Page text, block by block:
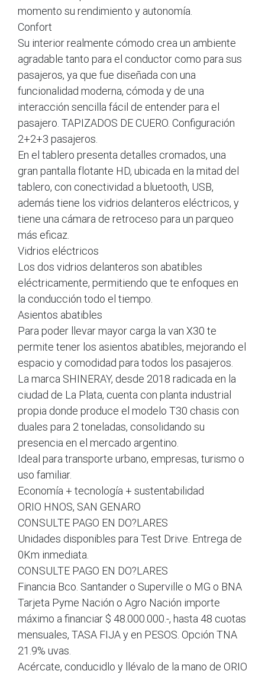
momento su rendimiento y autonomía.
Confort
Su interior realmente cómodo crea un ambiente
agradable tanto para el conductor como para sus
pasajeros, ya que fue diseñada con una
funcionalidad moderna, cómoda y de una
interacción sencilla fácil de entender para el
pasajero. TAPIZADOS DE CUERO. Configuración
2+2+3 pasajeros.
En el tablero presenta detalles cromados, una
gran pantalla flotante HD, ubicada en la mitad del
tablero, con conectividad a bluetooth, USB,
además tiene los vidrios delanteros eléctricos, y
tiene una cámara de retroceso para un parqueo
más eficaz.
Vidrios eléctricos
Los dos vidrios delanteros son abatibles
eléctricamente, permitiendo que te enfoques en
la conducción todo el tiempo.
Asientos abatibles
Para poder llevar mayor carga la van X30 te
permite tener los asientos abatibles, mejorando el
espacio y comodidad para todos los pasajeros.
La marca SHINERAY, desde 2018 radicada en la
ciudad de La Plata, cuenta con planta industrial
propia donde produce el modelo T30 chasis con
duales para 2 toneladas, consolidando su
presencia en el mercado argentino.
Ideal para transporte urbano, empresas, turismo o
uso familiar.
Economía + tecnología + sustentabilidad
ORIO HNOS, SAN GENARO
CONSULTE PAGO EN DO?LARES
Unidades disponibles para Test Drive. Entrega de
0Km inmediata.
CONSULTE PAGO EN DO?LARES
Financia Bco. Santander o Superville o MG o BNA
Tarjeta Pyme Nación o Agro Nación importe
máximo a financiar $ 48.000.000.-, hasta 48 cuotas
mensuales, TASA FIJA y en PESOS. Opción TNA
21.9% uvas.
Acércate, conducidlo y llévalo de la mano de ORIO